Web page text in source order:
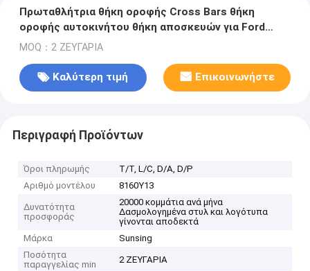
Πρωταθλήτρια θήκη οροφής Cross Bars θήκη
οροφής αυτοκινήτου θήκη αποσκευών για Ford
Ecosport 2013
MOQ：2 ΖΕΥΓΑΡΙΑ
Καλύτερη τιμή Επικοινωνήστε
Περιγραφή Προϊόντων
Όροι πληρωμής
Τ/Τ, L/C, D/A, D/P
Αριθμό μοντέλου
8160Y13
Δυνατότητα
προσφοράς
20000 κομμάτια ανά μήνα
Δασμολογημένα στυλ και λογότυπα
γίνονται αποδεκτά
Μάρκα
Sunsing
Ποσότητα
παραγγελίας min
2 ΖΕΥΓΑΡΙΑ